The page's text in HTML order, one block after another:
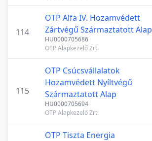
114
OTP Alfa IV. Hozamvédett
Zártvégű Származtatott Alap
HU0000705686
OTP Alapkezelő Zrt.
115
OTP Csúcsvállalatok
Hozamvédett Nyíltvégű
Származtatott Alap
HU0000705694
OTP Alapkezelő Zrt.
OTP Tiszta Energia